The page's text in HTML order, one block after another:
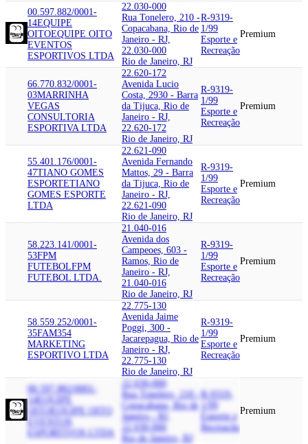
00.597.882/0001-
14EQUIPE
OITOEQUIPE OITO
EVENTOS
ESPORTIVOS LTDA
22.030-000
Rua Tonelero, 210 -
Copacabana, Rio de
Janeiro - RJ,
22.030-000
Rio de Janeiro, RJ
R-9319-
1/99
Esporte e
Recreação
Premium
66.770.832/0001-
03MARRINHA
VEGAS
CONSULTORIA
ESPORTIVA LTDA
22.620-172
Avenida Lucio
Costa, 2930 - Barra
da Tijuca, Rio de
Janeiro - RJ,
22.620-172
Rio de Janeiro, RJ
R-9319-
1/99
Esporte e
Recreação
Premium
55.401.176/0001-
47TIANO GOMES
ESPORTETIANO
GOMES ESPORTE
LTDA
22.621-090
Avenida Fernando
Mattos, 29 - Barra
da Tijuca, Rio de
Janeiro - RJ,
22.621-090
Rio de Janeiro, RJ
R-9319-
1/99
Esporte e
Recreação
Premium
58.223.141/0001-
53FPM
FUTEBOLFPM
FUTEBOL LTDA.
21.040-016
Avenida dos
Campeoes, 603 -
Ramos, Rio de
Janeiro - RJ,
21.040-016
Rio de Janeiro, RJ
R-9319-
1/99
Esporte e
Recreação
Premium
58.559.252/0001-
35FAM354
MARKETING
ESPORTIVO LTDA
22.775-130
Avenida Jaime
Poggi, 300 -
Jacarepagua, Rio de
Janeiro - RJ,
22.775-130
Rio de Janeiro, RJ
R-9319-
1/99
Esporte e
Recreação
Premium
00.597.882/0001-
14EQUIPE
EQUIPE OITO
ESPORTIVOS LTDA
22.030-000
Rua Tonelero, 210 -
Copacabana, Rio de
Janeiro - RJ,
22.030-000
Rio de Janeiro, RJ
R-9319-
Esporte e
Recreação
Premium